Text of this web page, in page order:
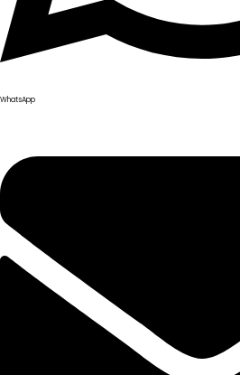
WhatsApp